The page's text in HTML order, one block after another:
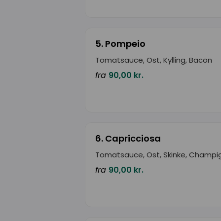
5. Pompeio
Tomatsauce, Ost, Kylling, Bacon
fra 90,00 kr.
6. Capricciosa
Tomatsauce, Ost, Skinke,
fra 90,00 kr.